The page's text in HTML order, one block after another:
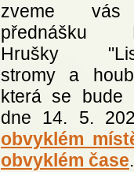
zveme
přednášku
Hrušky
stromy a
která se bude
dne 14. 5.
obvyklém
obvyklém čase.